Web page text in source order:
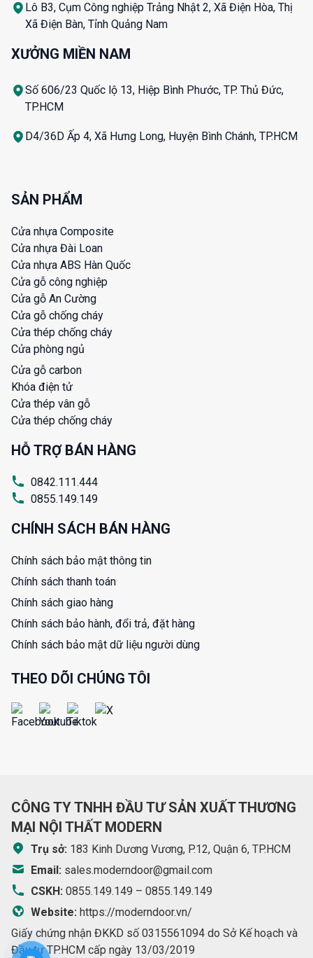
Lô B3, Cụm Công nghiệp Trảng Nhật 2, Xã Điện Hòa, Thị
Xã Điện Bàn, Tỉnh Quảng Nam
XƯỞNG MIỀN NAM
Số 606/23 Quốc lộ 13, Hiệp Bình Phước, TP. Thủ Đức,
TP.HCM
D4/36D Ấp 4, Xã Hưng Long, Huyện Bình Chánh, TP.HCM
SẢN PHẨM
Cửa nhựa Composite
Cửa nhựa Đài Loan
Cửa nhựa ABS Hàn Quốc
Cửa gỗ công nghiệp
Cửa gỗ An Cường
Cửa gỗ chống cháy
Cửa thép chống cháy
Cửa phòng ngủ
Cửa gỗ carbon
Khóa điện tử
Cửa thép vân gỗ
Cửa thép chống cháy
HỖ TRỢ BÁN HÀNG
0842.111.444
0855.149.149
CHÍNH SÁCH BÁN HÀNG
Chính sách bảo mật thông tin
Chính sách thanh toán
Chính sách giao hàng
Chính sách bảo hành, đổi trả, đặt hàng
Chính sách bảo mật dữ liệu người dùng
THEO DÕI CHÚNG TÔI
CÔNG TY TNHH ĐẦU TƯ SẢN XUẤT THƯƠNG
MẠI NỘI THẤT MODERN
Trụ sở: 183 Kinh Dương Vương, P.12, Quận 6, TP.HCM
Email: sales.moderndoor@gmail.com
CSKH: 0855.149.149 – 0855.149.149
Website: https://moderndoor.vn/
Giấy chứng nhận ĐKKD số 0315561094 do Sở Kế hoạch và
Đầu tư TP.HCM cấp ngày 13/03/2019